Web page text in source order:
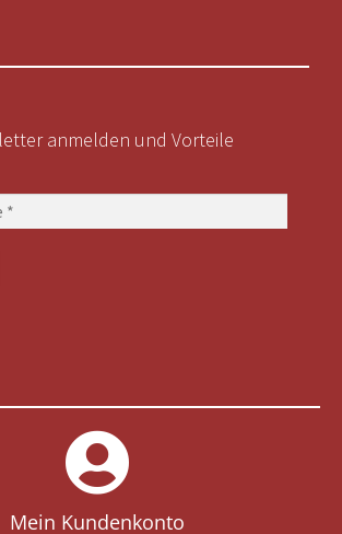
anmelden und Vorteile
Mein Kundenkonto